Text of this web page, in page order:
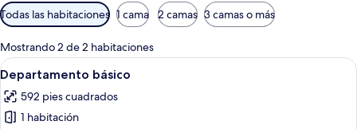
Filtros
disponibles
para
las
habitaciones
Todas las habitaciones 1 cama 2 camas 3 camas o más
Mostrando 2 de 2 habitaciones
Abrir
todas
las
fotos
Una sala de estar con un sofá color
7
Departamento básico
592 pies cuadrados
1 habitación